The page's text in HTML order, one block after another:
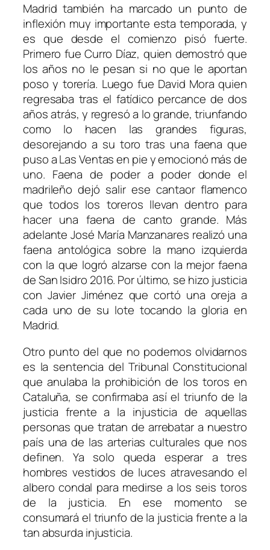
Madrid también ha marcado un punto de
inflexión muy importante esta temporada, y
es que desde el comienzo pisó fuerte.
Primero fue Curro Díaz, quien demostró que
los años no le pesan si no que le aportan
poso y torería. Luego fue David Mora quien
regresaba tras el fatídico percance de dos
años atrás, y regresó a lo grande, triunfando
como lo hacen las grandes figuras,
desorejando a su toro tras una faena que
puso a Las Ventas en pie y emocionó más de
uno. Faena de poder a poder donde el
madrileño dejó salir ese cantaor flamenco
que todos los toreros llevan dentro para
hacer una faena de canto grande. Más
adelante José María Manzanares realizó una
faena antológica sobre la mano izquierda
con la que logró alzarse con la mejor faena
de San Isidro 2016. Por último, se hizo justicia
con Javier Jiménez que cortó una oreja a
cada uno de su lote tocando la gloria en
Madrid.
Otro punto del que no podemos olvidarnos
es la sentencia del Tribunal Constitucional
que anulaba la prohibición de los toros en
Cataluña, se confirmaba así el triunfo de la
justicia frente a la injusticia de aquellas
personas que tratan de arrebatar a nuestro
país una de las arterias culturales que nos
definen. Ya solo queda esperar a tres
hombres vestidos de luces atravesando el
albero condal para medirse a los seis toros
de la justicia. En ese momento se
consumará el triunfo de la justicia frente a la
tan absurda injusticia.